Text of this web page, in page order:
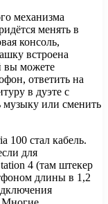
механизма
менять в
консоль,
встроена
вы можете
ответить на
в дуэте с
музыку или сменить
100 стал кабель.
для
4 (там штекер
длины в 1,2